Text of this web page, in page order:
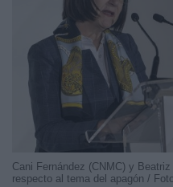
Cani Fernández (CNMC) y
respecto al tema del apagón /